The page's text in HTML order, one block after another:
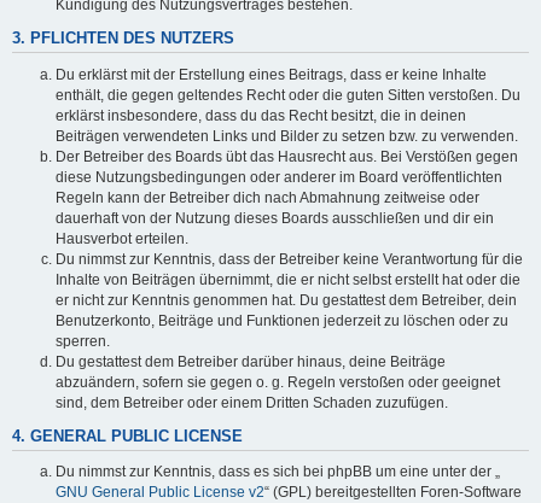
Kündigung des Nutzungsvertrages bestehen.
3. PFLICHTEN DES NUTZERS
Du erklärst mit der Erstellung eines Beitrags, dass er keine Inhalte
enthält, die gegen geltendes Recht oder die guten Sitten verstoßen. Du
erklärst insbesondere, dass du das Recht besitzt, die in deinen
Beiträgen verwendeten Links und Bilder zu setzen bzw. zu verwenden.
Der Betreiber des Boards übt das Hausrecht aus. Bei Verstößen gegen
diese Nutzungsbedingungen oder anderer im Board veröffentlichten
Regeln kann der Betreiber dich nach Abmahnung zeitweise oder
dauerhaft von der Nutzung dieses Boards ausschließen und dir ein
Hausverbot erteilen.
Du nimmst zur Kenntnis, dass der Betreiber keine Verantwortung für die
Inhalte von Beiträgen übernimmt, die er nicht selbst erstellt hat oder die
er nicht zur Kenntnis genommen hat. Du gestattest dem Betreiber, dein
Benutzerkonto, Beiträge und Funktionen jederzeit zu löschen oder zu
sperren.
Du gestattest dem Betreiber darüber hinaus, deine Beiträge
abzuändern, sofern sie gegen o. g. Regeln verstoßen oder geeignet
sind, dem Betreiber oder einem Dritten Schaden zuzufügen.
4. GENERAL PUBLIC LICENSE
Du nimmst zur Kenntnis, dass es sich bei phpBB um eine unter der „
GNU General Public License v2“ (GPL) bereitgestellten Foren-Software